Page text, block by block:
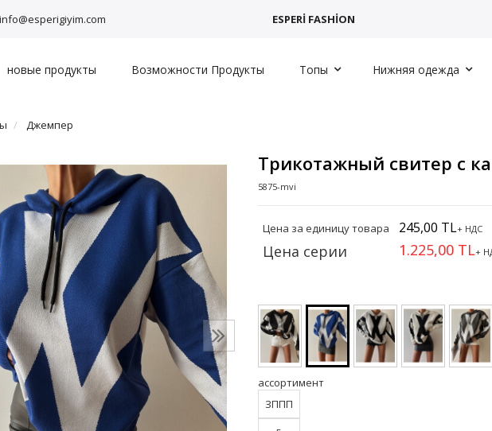
info@esperigiyim.com ESPERİ FASHİON
новые продукты Возможности Продукты Топы Нижняя одежда
Джемпер
Трикотажный свитер с
5875-mvi
Цена за единицу товара 245,00 TL+ НДС
Цена серии 1.225,00 TL+
ассортимент
ЗППП